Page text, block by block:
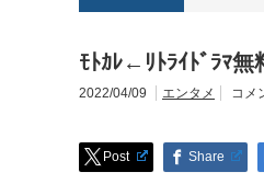
ﾓﾄｶﾚ←ﾘﾄﾗｲﾄﾞﾗﾏ
2022/04/09 エンタメ コメ
Post Share